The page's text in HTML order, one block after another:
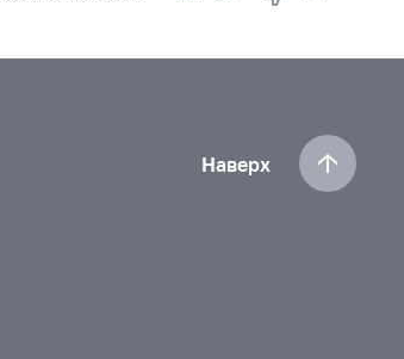
Наверх